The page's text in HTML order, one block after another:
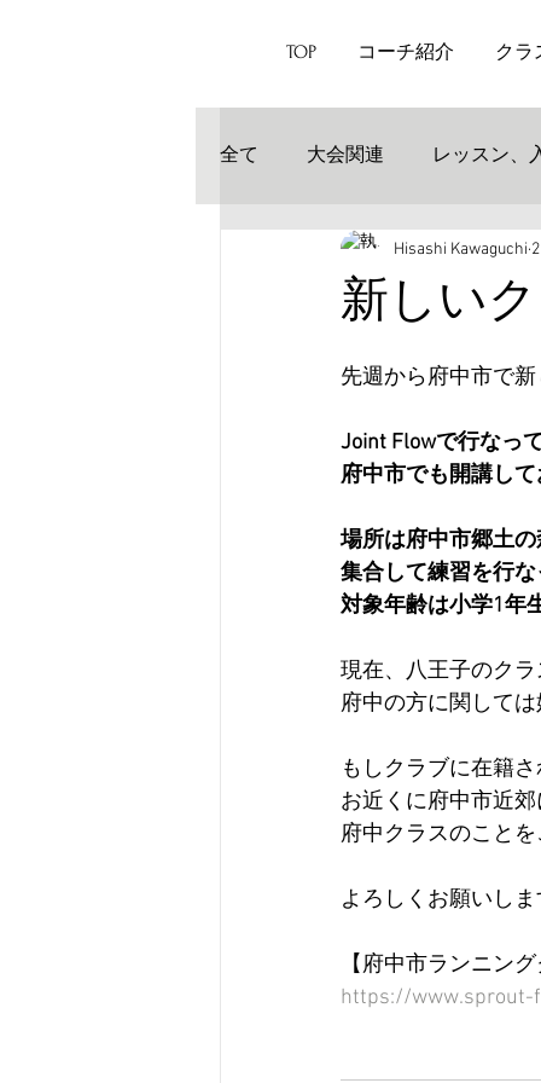
TOP コーチ紹介 クラ
全て 大会関連 レッスン、
新しい
Hisashi Kawaguchi
先週から府中市で
Joint Flowで行なっ
府中市でも開講し
場所は府中市郷土
集合して練習を行
対象年齢は小学1年
現在、八王子のク
府中の方に関して
もしクラブに在籍
お近くに府中市近
府中クラスのこと
よろしくお願いしま
【府中市ランニン
https://www.sprout-